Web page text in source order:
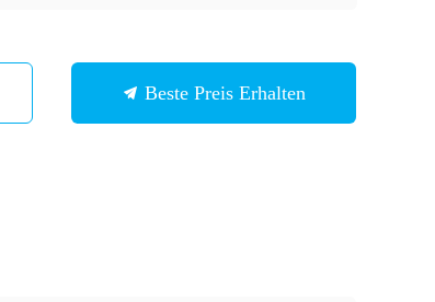
Beste Preis Erhalten